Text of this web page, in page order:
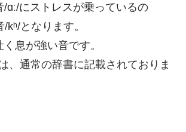
/ɑː/にスト レスが乗っているの
/kʰ/となります。
息が強い音です。
、通常の辞書に記載されておりま